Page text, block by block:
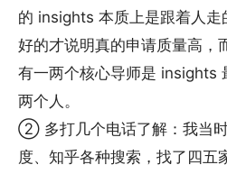
的 insights 本质上是跟着人走
好的才说明真的申请质量高，
有一两个核心导师是 insights
两个人。
② 多打几个电话了解：我当
度、知乎各种搜索，找了四五